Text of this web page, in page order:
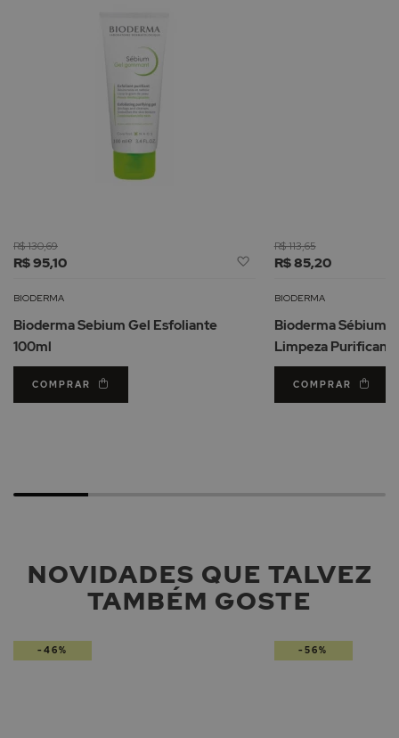
R$ 95,10
R$ 130,69
Adicionar
Lista
Desejos
BIODERMA
Bioderma Sebium Gel Esfoliante
100ml
COMPRAR
R$ 85,20
R$ 113,65
BIODERMA
Bioderma Sébium
Limpeza
COMPRAR
NOVIDADES QUE TALVEZ
TAMBÉM GOSTE
-46% -56%